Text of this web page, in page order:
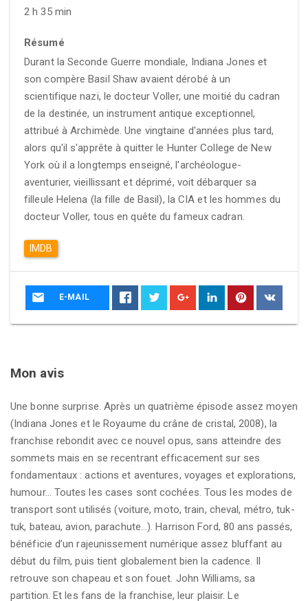
2 h 35 min
Résumé
Durant la Seconde Guerre mondiale, Indiana Jones et
son compère Basil Shaw avaient dérobé à un
scientifique nazi, le docteur Voller, une moitié du cadran
de la destinée, un instrument antique exceptionnel,
attribué à Archimède. Une vingtaine d'années plus tard,
alors qu'il s'apprête à quitter le Hunter College de New
York où il a longtemps enseigné, l'archéologue-
aventurier, vieillissant et déprimé, voit débarquer sa
filleule Helena (la fille de Basil), la CIA et les hommes du
docteur Voller, tous en quête du fameux cadran.
IMDB
E-MAIL
Mon avis
Une bonne surprise. Après un quatrième épisode assez moyen
(Indiana Jones et le Royaume du crâne de cristal, 2008), la
franchise rebondit avec ce nouvel opus, sans atteindre des
sommets mais en se recentrant efficacement sur ses
fondamentaux : actions et aventures, voyages et explorations,
humour… Toutes les cases sont cochées. Tous les modes de
transport sont utilisés (voiture, moto, train, cheval, métro, tuk-
tuk, bateau, avion, parachute…). Harrison Ford, 80 ans passés,
bénéficie d’un rajeunissement numérique assez bluffant au
début du film, puis tient globalement bien la cadence. Il
retrouve son chapeau et son fouet. John Williams, sa
partition. Et les fans de la franchise, leur plaisir. Le